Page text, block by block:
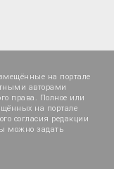
на портале
авторами
права. Полное или
на портале
согласия редакции
можно задать